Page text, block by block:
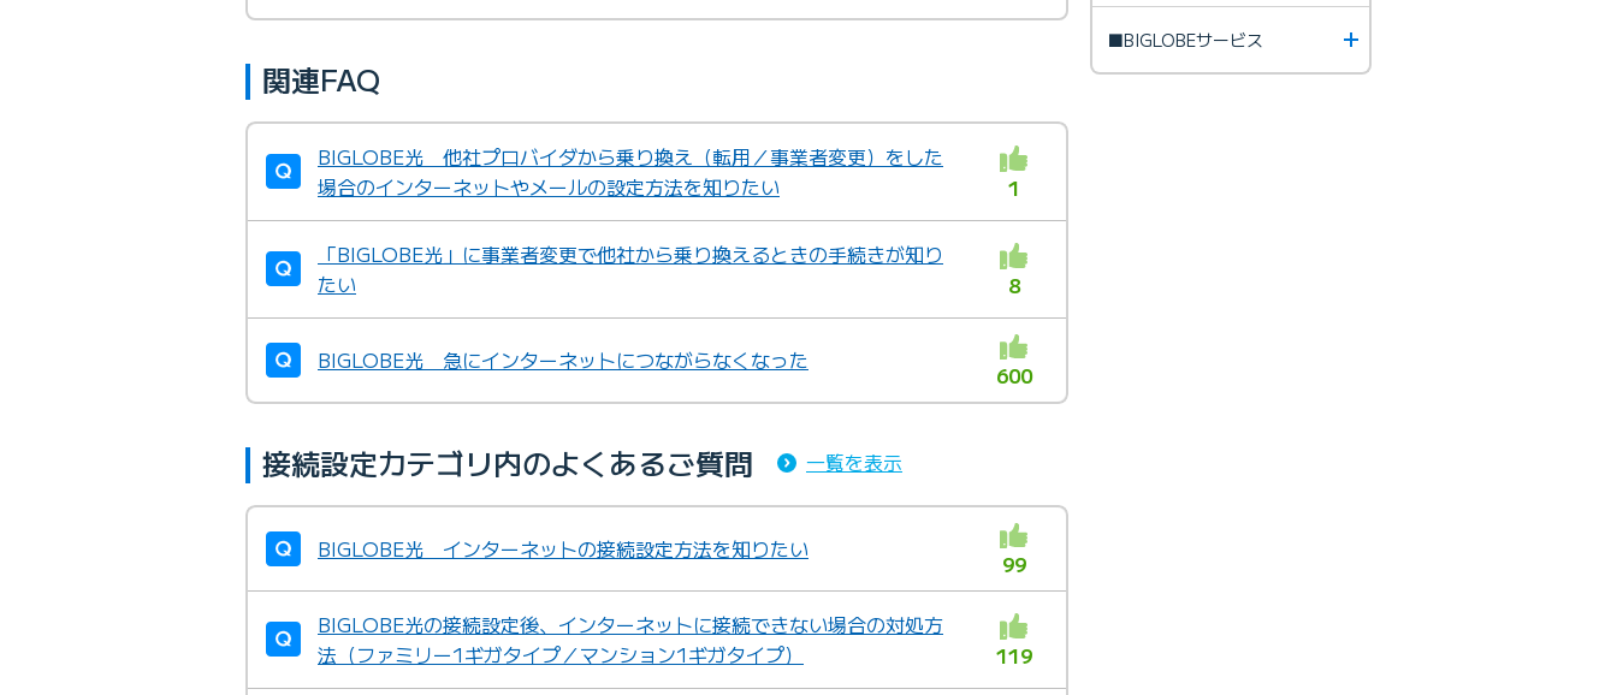
関連FAQ
BIGLOBE光 他社プロバイダから乗り換え（転用／事業者変更）をした
場合のインターネットやメールの設定方法を知りたい
1
「BIGLOBE光」に事業者変更で他社から乗り換えるときの手続きが知り
たい
8
BIGLOBE光 急にインターネットにつながらなくなった
600
接続設定カテゴリ内のよくあるご質問 一覧を表示
BIGLOBE光 インターネットの接続設定方法を知りたい
99
BIGLOBE光の接続設定後、インターネットに接続できない場合の対処方
法（ファミリー1ギガタイプ／マンション1ギガタイプ）
119
■BIGLOBEサービス